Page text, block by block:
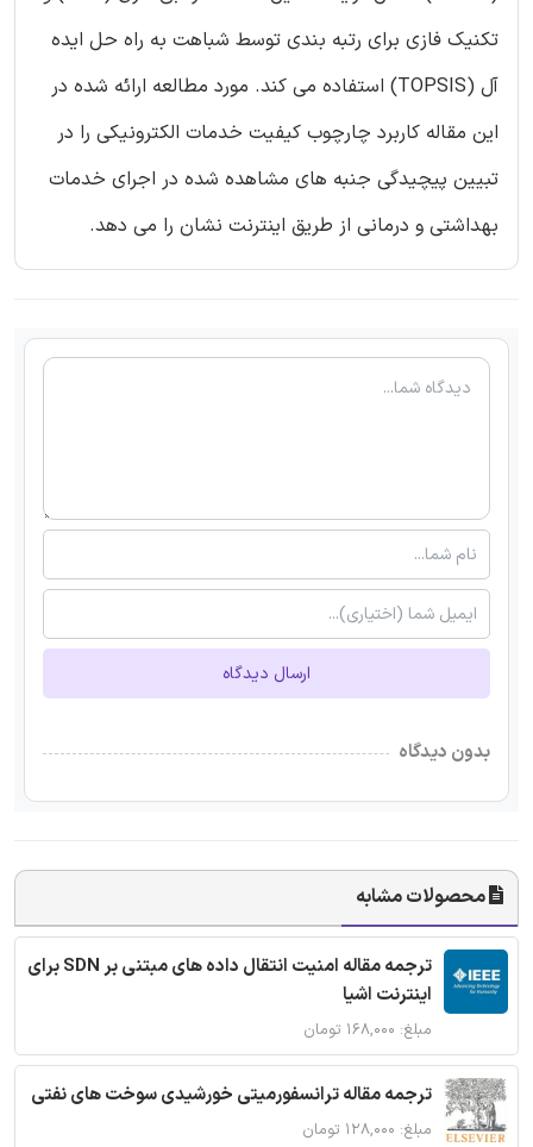
تکنیک فازی برای رتبه بندی توسط شباهت به راه حل ایده
آل (TOPSIS) استفاده می کند. مورد مطالعه ارائه شده در
این مقاله کاربرد چارچوب کیفیت خدمات الکترونیکی را در
تبیین پیچیدگی جنبه های مشاهده شده در اجرای خدمات
بهداشتی و درمانی از طریق اینترنت نشان را می دهد.
ارسال دیدگاه
بدون دیدگاه
محصولات مشابه
ترجمه مقاله امنیت انتقال داده های مبتنی بر SDN برای
اینترنت اشیا
مبلغ: ۱۶۸,۰۰۰ تومان
ترجمه مقاله ترانسفورمیتی خورشیدی سوخت های نفتی
مبلغ: ۱۲۸,۰۰۰ تومان